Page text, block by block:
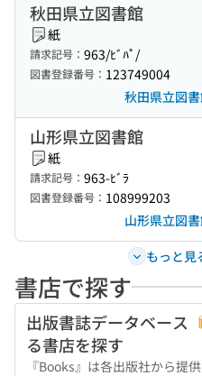
秋田県立図書館
紙
請求記号： 963/ﾋﾞﾊﾟ/
図書登録番号： 123749004
秋田県立図
山形県立図書館
紙
請求記号： 963-ﾋﾞﾗ
図書登録番号： 108999203
山形県立図
もっと見
書店で探す
出版書誌データベース
る書店を探す
『Books』は各出版社から提